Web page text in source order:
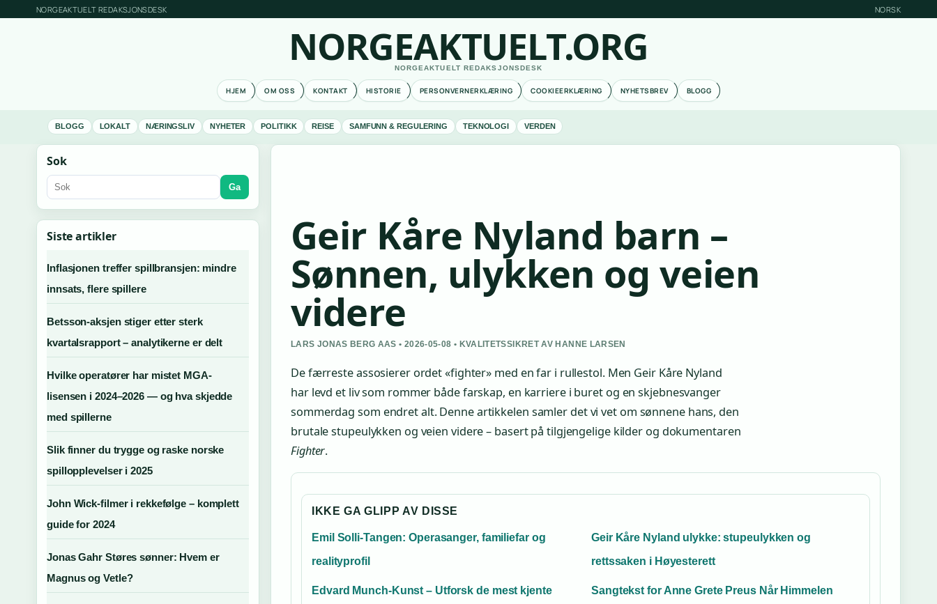
NORGEAKTUELT REDAKSJONSDESK NORSK
NORGEAKTUELT.ORG
NORGEAKTUELT REDAKSJONSDESK
HJEM OM OSS KONTAKT HISTORIE PERSONVERNERKLÆRING COOKIEERKLÆRING NYHETSBREV BLOGG
BLOGG LOKALT NÆRINGSLIV NYHETER POLITIKK REISE SAMFUNN & REGULERING TEKNOLOGI VERDEN
Geir Kåre Nyland barn –
Sønnen, ulykken og veien
videre
LARS JONAS BERG AAS • 2026-05-08 • KVALITETSSIKRET AV HANNE LARSEN
De færreste assosierer ordet «fighter» med en far i rullestol. Men Geir Kåre Nyland
har levd et liv som rommer både farskap, en karriere i buret og en skjebnesvanger
sommerdag som endret alt. Denne artikkelen samler det vi vet om sønnene hans, den
brutale stupeulykken og veien videre – basert på tilgjengelige kilder og dokumentaren
Fighter.
IKKE GA GLIPP AV DISSE
Emil Solli-Tangen: Operasanger, familiefar og
realityprofil
Geir Kåre Nyland ulykke: stupeulykken og
rettssaken i Høyesterett
Edvard Munch-Kunst – Utforsk de mest kjente
Sangtekst for Anne Grete Preus Når Himmelen
Sok
Ga
Siste artikler
Inflasjonen treffer spillbransjen: mindre
innsats, flere spillere
Betsson-aksjen stiger etter sterk
kvartalsrapport – analytikerne er delt
Hvilke operatører har mistet MGA-
lisensen i 2024–2026 — og hva skjedde
med spillerne
Slik finner du trygge og raske norske
spillopplevelser i 2025
John Wick-filmer i rekkefølge – komplett
guide for 2024
Jonas Gahr Støres sønner: Hvem er
Magnus og Vetle?